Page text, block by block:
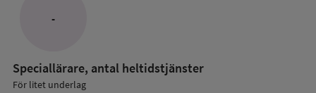
-
Speciallärare, antal heltidstjänster
För litet underlag